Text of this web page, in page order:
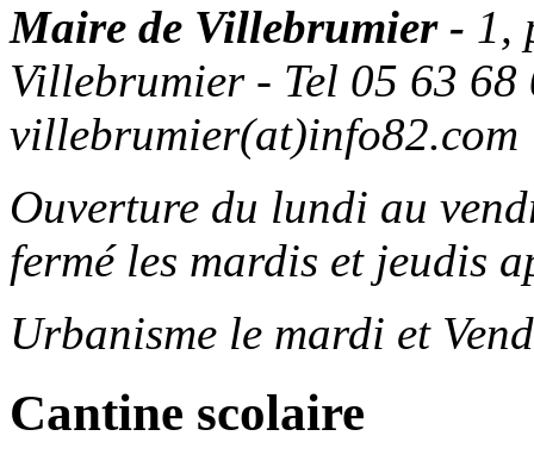
Maire de Villebrumier - 1,
Villebrumier - Tel 05 63
villebrumier(at)info82.com
Ouverture du lundi au
fermé les mardis et jeudis
Urbanisme le mardi et
Cantine scolaire